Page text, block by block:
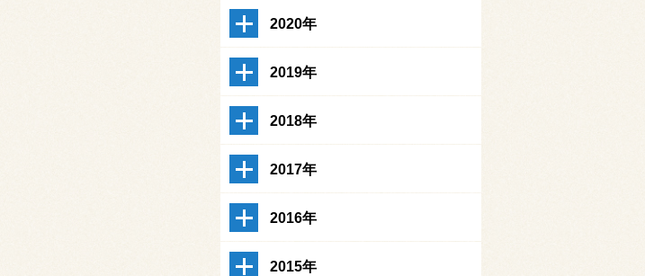
2020年
2019年
2018年
2017年
2016年
2015年